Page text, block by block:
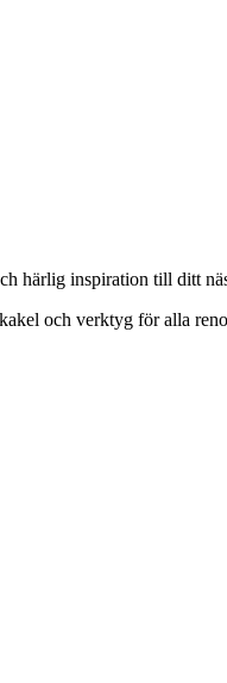
härlig inspiration till ditt
och verktyg för alla